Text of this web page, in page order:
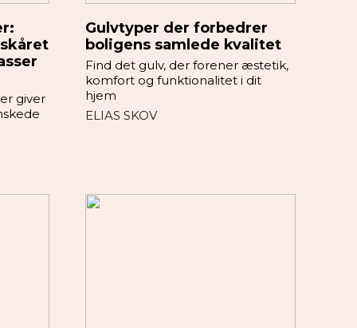
giver
Gulvtyper der forbedrer
boligens samlede kvalitet
Find det gulv, der forener æstetik,
komfort og funktionalitet i dit
hjem
ELIAS SKOV